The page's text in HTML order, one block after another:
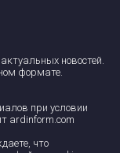
новостей.
формате.
при условии
ardinform.com
что